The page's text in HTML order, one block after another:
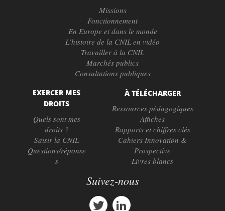
Missions
Fonctionnement
En Europe et dans le monde
L’histoire de la CNIL en vidéo
Travailler à la CNIL
Marchés publics
Consultations publiques
EXERCER MES
DROITS
Quels sont mes
droits ?
Saisir la CNIL
Questions/réponse
s
À TÉLÉCHARGER
Ressources pédagogiques
Affiches
Rapports et chiffres clés
Cahiers Innovation &
Prospective
Livres blancs
Suivez-nous